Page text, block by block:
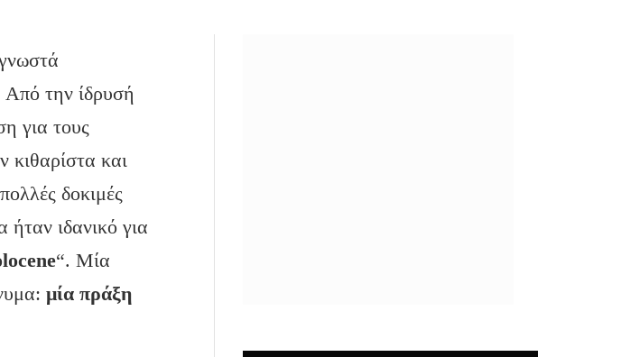
Από την ίδρυσή
για τους
κιθαρίστα και
δοκιμές
ήταν ιδανικό για
“. Μία
μία πράξη